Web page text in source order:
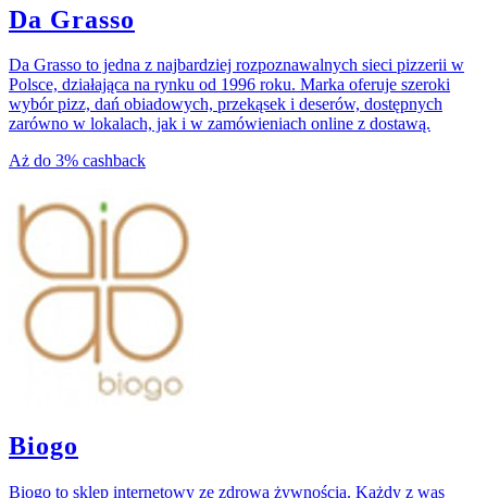
Da Grasso
Da Grasso to jedna z najbardziej rozpoznawalnych sieci pizzerii w
Polsce, działająca na rynku od 1996 roku. Marka oferuje szeroki
wybór pizz, dań obiadowych, przekąsek i deserów, dostępnych
zarówno w lokalach, jak i w zamówieniach online z dostawą.
Aż do 3% cashback
Biogo
Biogo to sklep internetowy ze zdrową żywnością. Każdy z was